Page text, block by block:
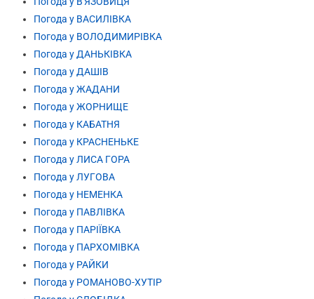
Погода у ВАСИЛІВКА
Погода у ВОЛОДИМИРІВКА
Погода у ДАНЬКІВКА
Погода у ДАШІВ
Погода у ЖАДАНИ
Погода у ЖОРНИЩЕ
Погода у КАБАТНЯ
Погода у КРАСНЕНЬКЕ
Погода у ЛИСА ГОРА
Погода у ЛУГОВА
Погода у НЕМЕНКА
Погода у ПАВЛІВКА
Погода у ПАРІЇВКА
Погода у ПАРХОМІВКА
Погода у РАЙКИ
Погода у РОМАНОВО-ХУТІР